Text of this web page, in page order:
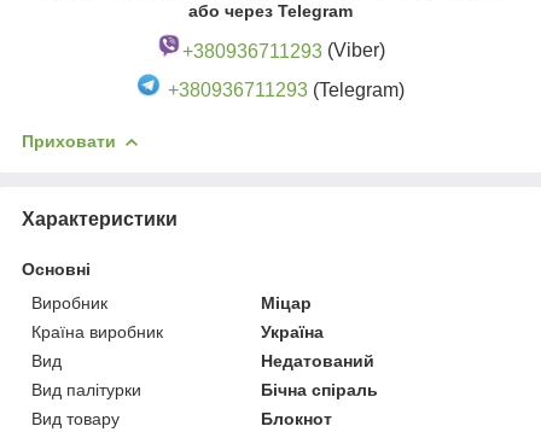
або через Telegram
+380936711293(Viber)
+380936711293 (Telegram)
Приховати
Характеристики
Основні
Виробник
Міцар
Країна виробник
Україна
Вид
Недатований
Вид палітурки
Бічна спіраль
Вид товару
Блокнот